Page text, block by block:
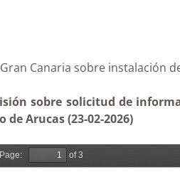
Gran Canaria sobre
sobre solicitud de
Arucas (23-02-2026)